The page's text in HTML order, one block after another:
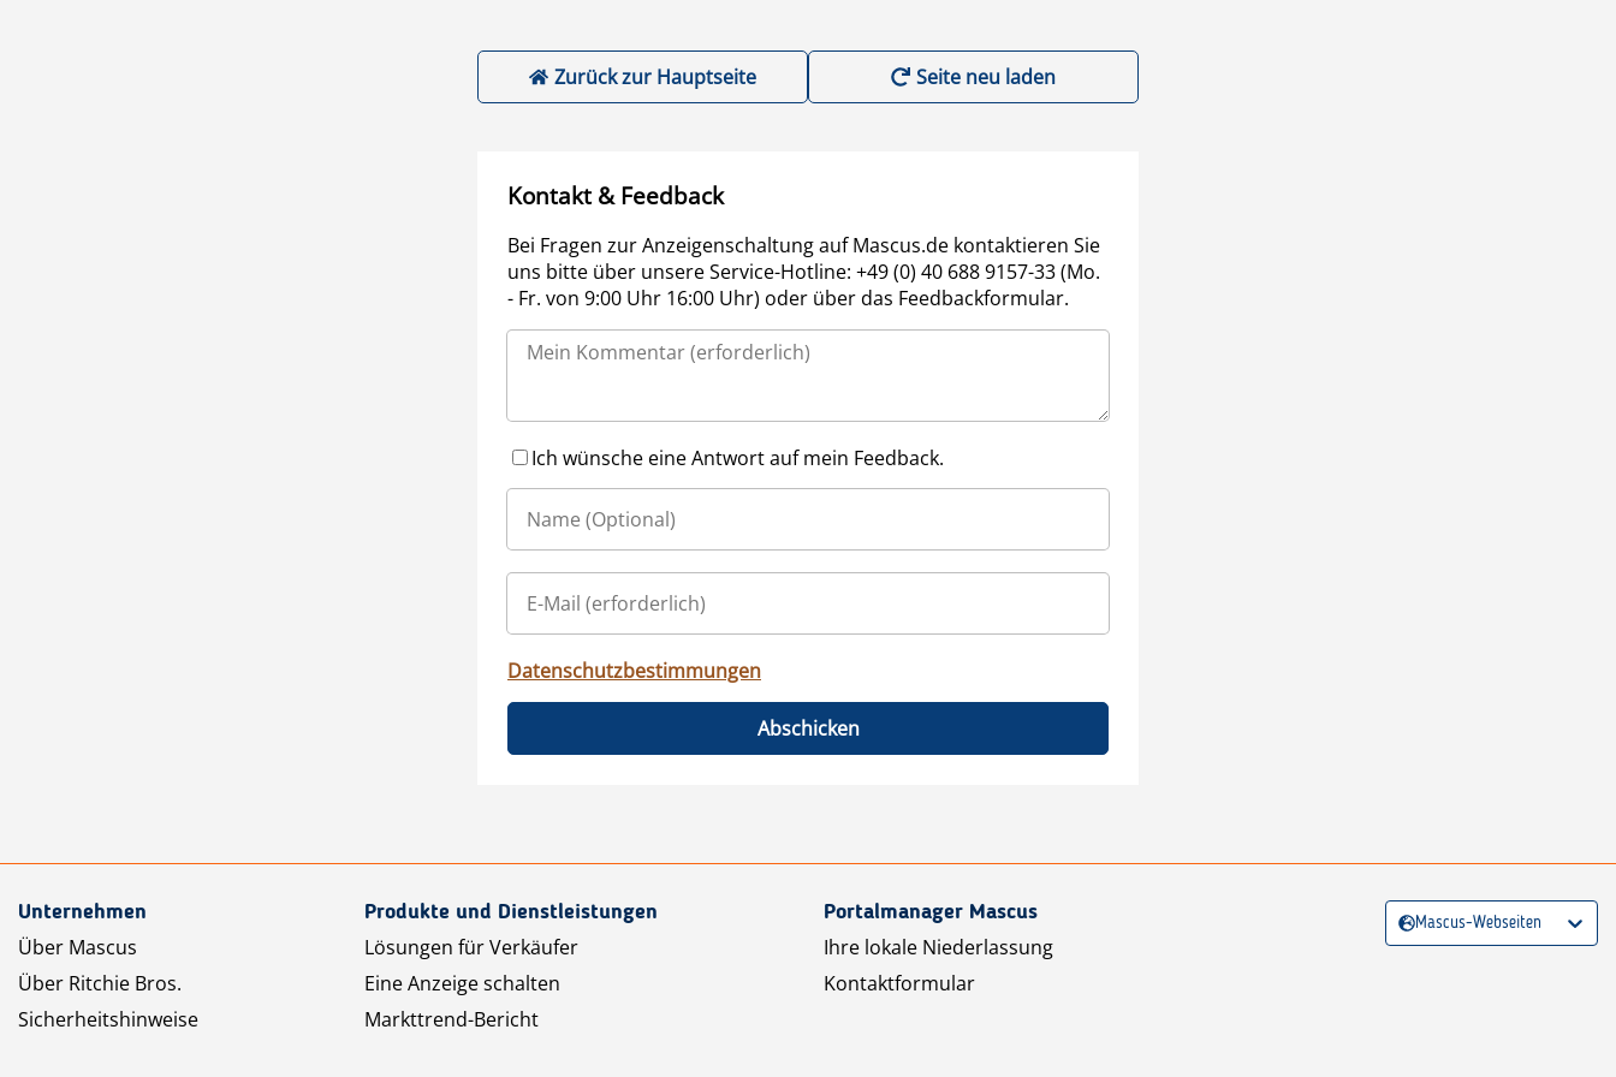
Zurück zur Hauptseite Seite neu laden
Kontakt & Feedback
Bei Fragen zur Anzeigenschaltung auf Mascus.de kontaktieren Sie
uns bitte über unsere Service-Hotline: +49 (0) 40 688 9157-33 (Mo.
- Fr. von 9:00 Uhr 16:00 Uhr) oder über das Feedbackformular.
Ich wünsche eine Antwort auf mein Feedback.
Datenschutzbestimmungen
Abschicken
Unternehmen
Über Mascus
Über Ritchie Bros.
Sicherheitshinweise
Produkte und Dienstleistungen
Lösungen für Verkäufer
Eine Anzeige schalten
Markttrend-Bericht
Portalmanager Mascus
Ihre lokale Niederlassung
Kontaktformular
Mascus-Webseiten